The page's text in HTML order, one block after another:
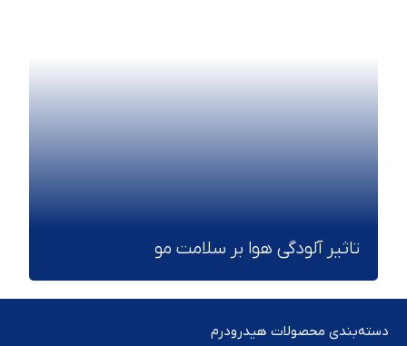
تاثیر آلودگی هوا بر سلامت مو
دسته‌بندی محصولات هیدرودرم